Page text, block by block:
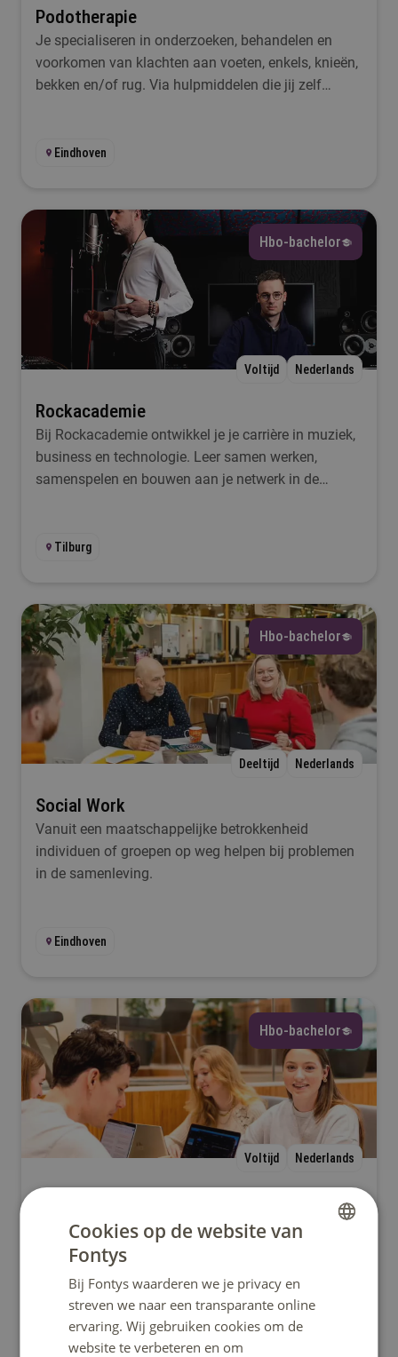
Podotherapie
Je specialiseren in onderzoeken, behandelen en
voorkomen van klachten aan voeten, enkels, knieën,
bekken en/of rug. Via hulpmiddelen die jij zelf
Eindhoven
Hbo-bachelor
Voltijd Nederlands
Rockacademie
Bij Rockacademie ontwikkel je je carrière in muziek,
business en technologie. Leer samen werken,
samenspelen en bouwen aan je netwerk in de
Tilburg
Hbo-bachelor
Deeltijd Nederlands
Social Work
Vanuit een maatschappelijke betrokkenheid
individuen of groepen op weg helpen bij problemen
in de samenleving.
Eindhoven
Hbo-bachelor
Voltijd Nederlands
Social Work leert je als social worker mensen te
ondersteunen, zodat zij weer hun eigen weg vinden
in de samenleving.
Eindhoven
Cookies op de website van
Fontys
Bij Fontys waarderen we je privacy en
streven we naar een transparante online
ervaring. Wij gebruiken cookies om de
website te verbeteren en om